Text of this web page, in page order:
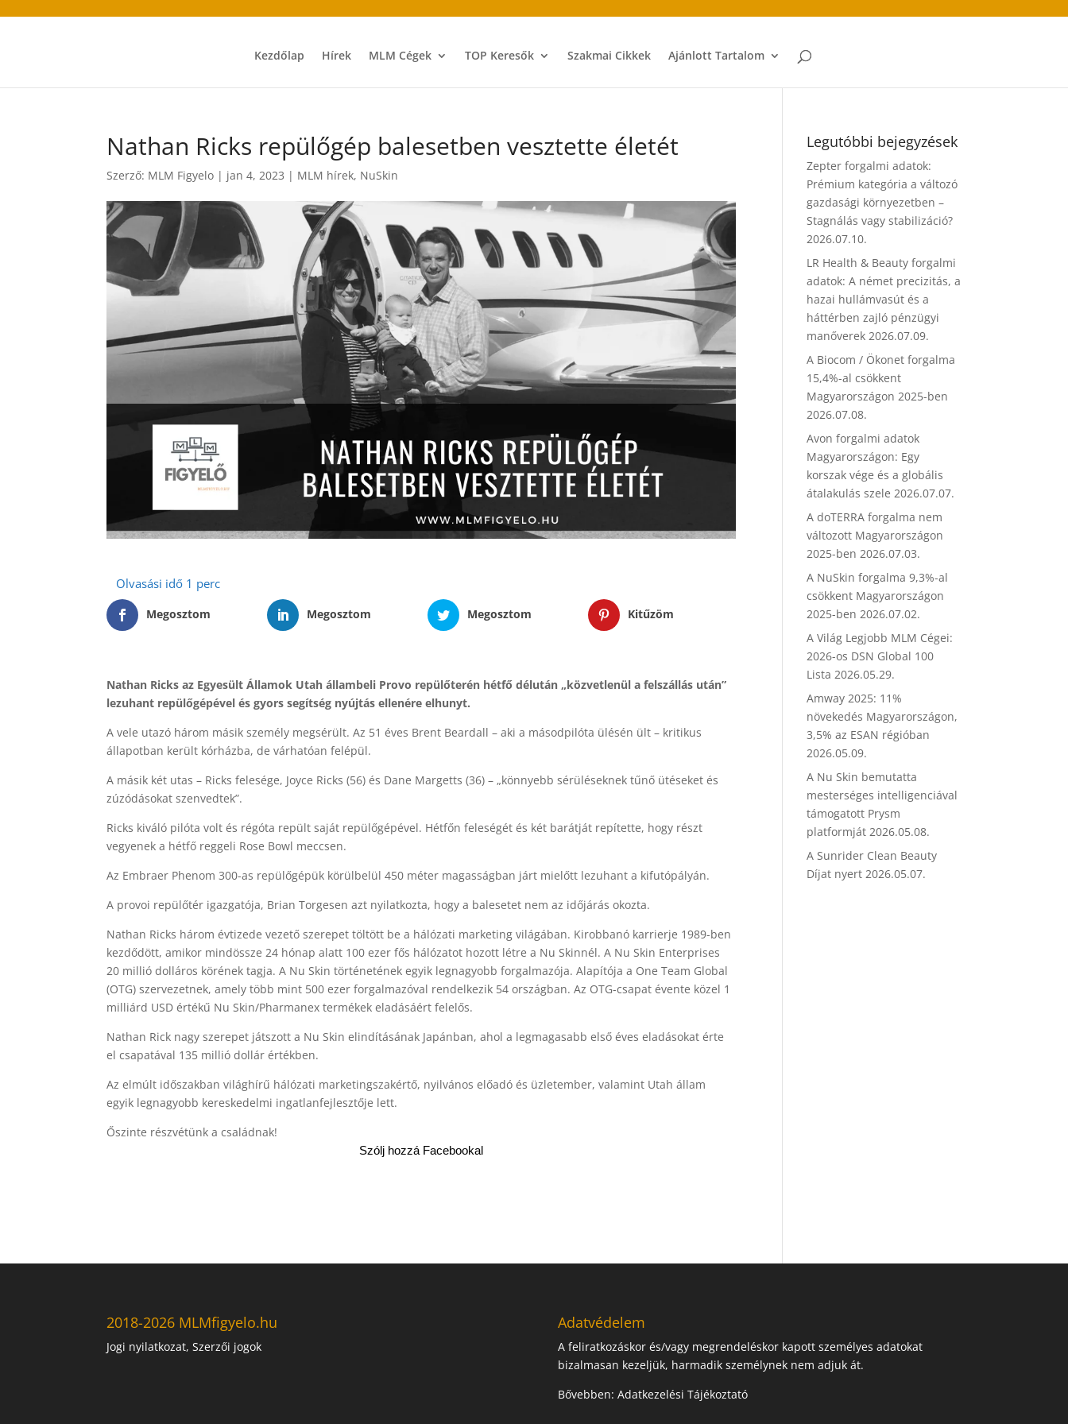
Kezdőlap Hírek MLM Cégek TOP Keresők Szakmai Cikkek Ajánlott Tartalom
Nathan Ricks repülőgép balesetben vesztette életét
Szerző: MLM Figyelo | jan 4, 2023 | MLM hírek, NuSkin
Megosztom Megosztom Megosztom Kitűzöm
Nathan Ricks az Egyesült Államok Utah állambeli Provo repülőterén hétfő délután „közvetlenül a felszállás után”
lezuhant repülőgépével és gyors segítség nyújtás ellenére elhunyt.
A vele utazó három másik személy megsérült. Az 51 éves Brent Beardall – aki a másodpilóta ülésén ült – kritikus
állapotban került kórházba, de várhatóan felépül.
A másik két utas – Ricks felesége, Joyce Ricks (56) és Dane Margetts (36) – „könnyebb sérüléseknek tűnő ütéseket és
zúzódásokat szenvedtek”.
Ricks kiváló pilóta volt és régóta repült saját repülőgépével. Hétfőn feleségét és két barátját repítette, hogy részt
vegyenek a hétfő reggeli Rose Bowl meccsen.
Az Embraer Phenom 300-as repülőgépük körülbelül 450 méter magasságban járt mielőtt lezuhant a kifutópályán.
A provoi repülőtér igazgatója, Brian Torgesen azt nyilatkozta, hogy a balesetet nem az időjárás okozta.
Nathan Ricks három évtizede vezető szerepet töltött be a hálózati marketing világában. Kirobbanó karrierje 1989-ben
kezdődött, amikor mindössze 24 hónap alatt 100 ezer fős hálózatot hozott létre a Nu Skinnél. A Nu Skin Enterprises
20 millió dolláros körének tagja. A Nu Skin történetének egyik legnagyobb forgalmazója. Alapítója a One Team Global
(OTG) szervezetnek, amely több mint 500 ezer forgalmazóval rendelkezik 54 országban. Az OTG-csapat évente közel 1
milliárd USD értékű Nu Skin/Pharmanex termékek eladásáért felelős.
Nathan Rick nagy szerepet játszott a Nu Skin elindításának Japánban, ahol a legmagasabb első éves eladásokat érte
el csapatával 135 millió dollár értékben.
Az elmúlt időszakban világhírű hálózati marketingszakértő, nyilvános előadó és üzletember, valamint Utah állam
egyik legnagyobb kereskedelmi ingatlanfejlesztője lett.
Őszinte részvétünk a családnak!
Szólj hozzá Facebookal
Legutóbbi bejegyzések
Zepter forgalmi adatok:
Prémium kategória a változó
gazdasági környezetben –
Stagnálás vagy stabilizáció?
2026.07.10.
LR Health & Beauty forgalmi
adatok: A német precizitás, a
hazai hullámvasút és a
háttérben zajló pénzügyi
manőverek 2026.07.09.
A Biocom / Ökonet forgalma
15,4%-al csökkent
Magyarországon 2025-ben
2026.07.08.
Avon forgalmi adatok
Magyarországon: Egy
korszak vége és a globális
átalakulás szele 2026.07.07.
A doTERRA forgalma nem
változott Magyarországon
2025-ben 2026.07.03.
A NuSkin forgalma 9,3%-al
csökkent Magyarországon
2025-ben 2026.07.02.
A Világ Legjobb MLM Cégei:
2026-os DSN Global 100
Lista 2026.05.29.
Amway 2025: 11%
növekedés Magyarországon,
3,5% az ESAN régióban
2026.05.09.
A Nu Skin bemutatta
mesterséges intelligenciával
támogatott Prysm
platformját 2026.05.08.
A Sunrider Clean Beauty
Díjat nyert 2026.05.07.
2018-2026 MLMfigyelo.hu
Jogi nyilatkozat, Szerzői jogok
Adatvédelem
A feliratkozáskor és/vagy megrendeléskor kapott személyes adatokat
bizalmasan kezeljük, harmadik személynek nem adjuk át.
Bővebben: Adatkezelési Tájékoztató